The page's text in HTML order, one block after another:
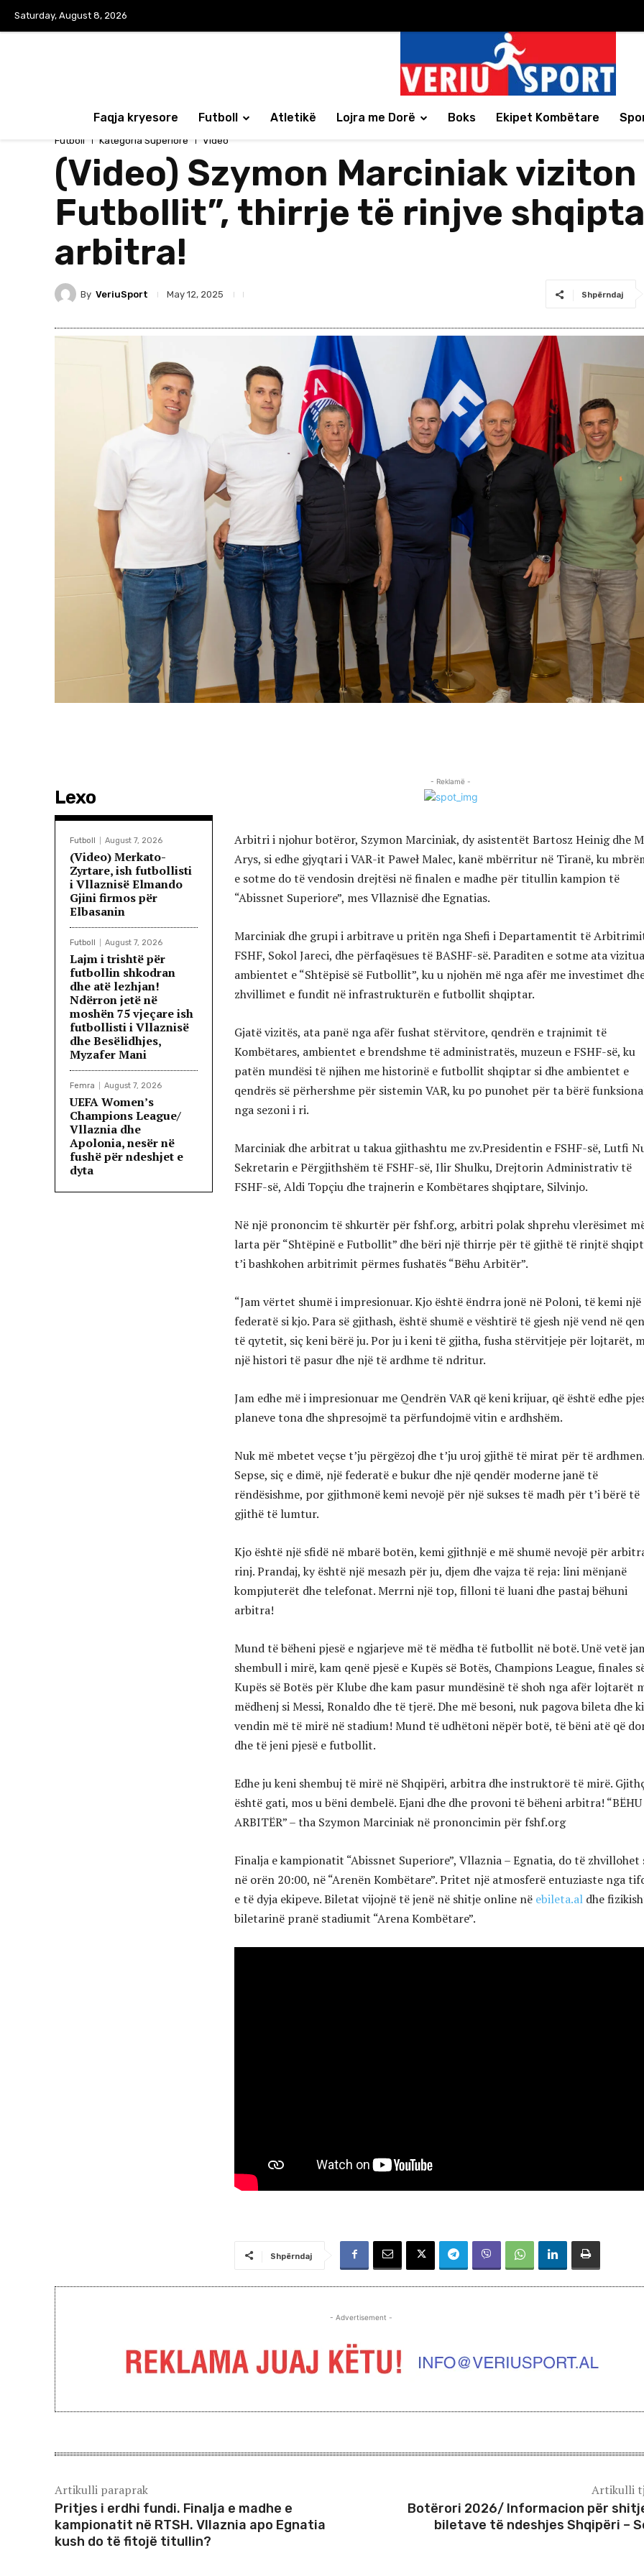
Saturday, August 8, 2026
Faqja kryesore Futboll Atletikë Lojra me Dorë Boks Ekipet Kombëtare
Futboll Kategoria Superiore Video
(Video) Szymon Marciniak
Futbollit”, thirrje të rinjve
arbitra!
By VeriuSport May 12, 2025 Shpërndaj
Lexo
Futboll August 7, 2026
(Video) Merkato-
Zyrtare, ish futbollisti
i Vllaznisë Elmando
Gjini firmos për
Elbasanin
Futboll August 7, 2026
Lajm i trishtë për
futbollin shkodran
dhe atë lezhjan!
Ndërron jetë në
moshën 75 vjeçare ish
futbollisti i Vllaznisë
dhe Besëlidhjes,
Myzafer Mani
Femra August 7, 2026
UEFA Women’s
Champions League/
Vllaznia dhe
Apolonia, nesër në
fushë për ndeshjet e
dyta
- Reklamë -
Arbitri i njohur botëror, Szymon Marciniak, dy asistentët Bartosz Heinig dhe
Arys, si edhe gjyqtari i VAR-it Paweł Malec, kanë mbërritur në Tiranë, ku
e sotme do të vendosin drejtësi në finalen e madhe për titullin kampion të
“Abissnet Superiore”, mes Vllaznisë dhe Egnatias.
Marciniak dhe grupi i arbitrave u pritën nga Shefi i Departamentit të
FSHF, Sokol Jareci, dhe përfaqësues të BASHF-së. Paraditen e sotme ata
ambientet e “Shtëpisë së Futbollit”, ku u njohën më nga afër me investimet
zhvillimet e fundit në infrastrukturën e futbollit shqiptar.
Gjatë vizitës, ata panë nga afër fushat stërvitore, qendrën e trajnimit të
Kombëtares, ambientet e brendshme të administratës, muzeun e FSHF-së, ku
patën mundësi të njihen me historinë e futbollit shqiptar si dhe ambientet e
qendrës së përhershme për sistemin VAR, ku po punohet për ta bërë
nga sezoni i ri.
Marciniak dhe arbitrat u takua gjithashtu me zv.Presidentin e FSHF-së, Lutfi
Sekretarin e Përgjithshëm të FSHF-së, Ilir Shulku, Drejtorin Administrativ të
FSHF-së, Aldi Topçiu dhe trajnerin e Kombëtares shqiptare, Silvinjo.
Në një prononcim të shkurtër për fshf.org, arbitri polak shprehu vlerësimet
larta për “Shtëpinë e Futbollit” dhe bëri një thirrje për të gjithë të rinjtë
t’i bashkohen arbitrimit përmes fushatës “Bëhu Arbitër”.
“Jam vërtet shumë i impresionuar. Kjo është ëndrra jonë në Poloni, të kemi një
federatë si kjo. Para së gjithash, është shumë e vështirë të gjesh një vend në
të qytetit, siç keni bërë ju. Por ju i keni të gjitha, fusha stërvitjeje për lojtarët,
një histori të pasur dhe një të ardhme të ndritur.
Jam edhe më i impresionuar me Qendrën VAR që keni krijuar, që është edhe
planeve tona dhe shpresojmë ta përfundojmë vitin e ardhshëm.
Nuk më mbetet veçse t’ju përgëzoj dhe t’ju uroj gjithë të mirat për të ardhmen.
Sepse, siç e dimë, një federatë e bukur dhe një qendër moderne janë të
rëndësishme, por gjithmonë kemi nevojë për një sukses të madh për t’i bërë të
gjithë të lumtur.
Kjo është një sfidë në mbarë botën, kemi gjithnjë e më shumë nevojë për
rinj. Prandaj, ky është një mesazh për ju, djem dhe vajza të reja: lini mënjanë
kompjuterët dhe telefonat. Merrni një top, filloni të luani dhe pastaj bëhuni
arbitra!
Mund të bëheni pjesë e ngjarjeve më të mëdha të futbollit në botë. Unë vetë
shembull i mirë, kam qenë pjesë e Kupës së Botës, Champions League, finales
Kupës së Botës për Klube dhe kam pasur mundësinë të shoh nga afër lojtarët
mëdhenj si Messi, Ronaldo dhe të tjerë. Dhe më besoni, nuk pagova bileta dhe
vendin më të mirë në stadium! Mund të udhëtoni nëpër botë, të bëni atë që
dhe të jeni pjesë e futbollit.
Edhe ju keni shembuj të mirë në Shqipëri, arbitra dhe instruktorë të mirë.
është gati, mos u bëni dembelë. Ejani dhe dhe provoni të bëheni arbitra! “BËHU
ARBITËR” – tha Szymon Marciniak në prononcimin për fshf.org
Finalja e kampionatit “Abissnet Superiore”, Vllaznia – Egnatia, do të zhvillohet
në orën 20:00, në “Arenën Kombëtare”. Pritet një atmosferë entuziaste nga
e të dyja ekipeve. Biletat vijojnë të jenë në shitje online në ebileta.al dhe
biletarinë pranë stadiumit “Arena Kombëtare”.
Shpërndaj
- Advertisement -
Artikulli paraprak
Pritjes i erdhi fundi. Finalja e madhe e
kampionatit në RTSH. Vllaznia apo Egnatia
kush do të fitojë titullin?
Artikulli
Botërori 2026/ Informacion për
biletave të ndeshjes Shqipëri –